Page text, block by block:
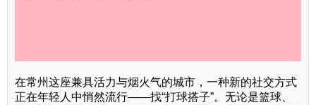
在常州这座兼具活力与烟火气的城市，一种新的社交方式
正在年轻人中悄然流行——找“打球搭子”。无论是篮球、